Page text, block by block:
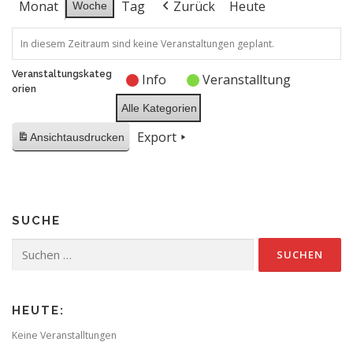
Monat Woche Tag Zurück Heute
In diesem Zeitraum sind keine Veranstaltungen geplant.
Veranstaltungskateg
orien
Info Veranstalltung
Alle Kategorien
Ansichtausdrucken Export
SUCHE
nach:
HEUTE:
Keine Veranstalltungen